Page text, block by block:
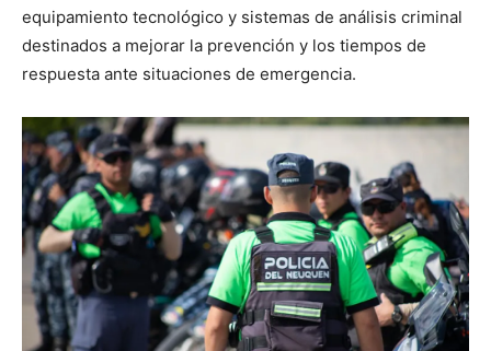
equipamiento tecnológico y sistemas de análisis criminal
destinados a mejorar la prevención y los tiempos de
respuesta ante situaciones de emergencia.